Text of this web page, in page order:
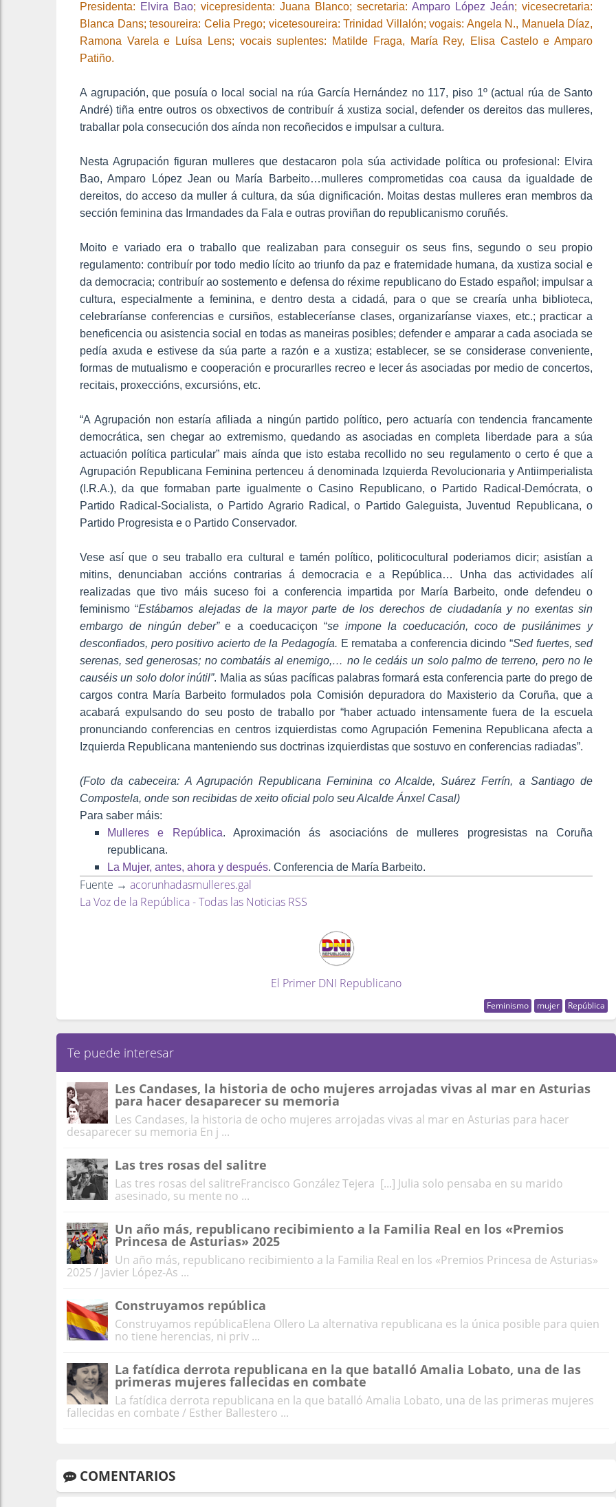
Presidenta: Elvira Bao; vicepresidenta: Juana Blanco; secretaria:Amparo López Jeán; vicesecretaria:
Blanca Dans; tesoureira: Celia Prego; vicetesoureira: Trinidad Villalón; vogais: Angela N., Manuela Díaz,
Ramona Varela e Luísa Lens; vocais suplentes: Matilde Fraga, María Rey, Elisa Castelo e Amparo
Patiño.
A agrupación, que posuía o local social na rúa García Hernández no 117, piso 1º (actual rúa de Santo
André) tiña entre outros os obxectivos de contribuír á xustiza social, defender os dereitos das mulleres,
traballar pola consecución dos aínda non recoñecidos e impulsar a cultura.
Nesta Agrupación figuran mulleres que destacaron pola súa actividade política ou profesional: Elvira
Bao, Amparo López Jean ou María Barbeito…mulleres comprometidas coa causa da igualdade de
dereitos, do acceso da muller á cultura, da súa dignificación. Moitas destas mulleres eran membros da
sección feminina das Irmandades da Fala e outras proviñan do republicanismo coruñés.
Moito e variado era o traballo que realizaban para conseguir os seus fins, segundo o seu propio
regulamento: contribuír por todo medio lícito ao triunfo da paz e fraternidade humana, da xustiza social e
da democracia; contribuír ao sostemento e defensa do réxime republicano do Estado español; impulsar a
cultura, especialmente a feminina, e dentro desta a cidadá, para o que se crearía unha biblioteca,
celebraríanse conferencias e cursiños, estableceríanse clases, organizaríanse viaxes, etc.; practicar a
beneficencia ou asistencia social en todas as maneiras posibles; defender e amparar a cada asociada se
pedía axuda e estivese da súa parte a razón e a xustiza; establecer, se se considerase conveniente,
formas de mutualismo e cooperación e procurarlles recreo e lecer ás asociadas por medio de concertos,
recitais, proxeccións, excursións, etc.
“A Agrupación non estaría afiliada a ningún partido político, pero actuaría con tendencia francamente
democrática, sen chegar ao extremismo, quedando as asociadas en completa liberdade para a súa
actuación política particular” mais aínda que isto estaba recollido no seu regulamento o certo é que a
Agrupación Republicana Feminina pertenceu á denominada Izquierda Revolucionaria y Antiimperialista
(I.R.A.), da que formaban parte igualmente o Casino Republicano, o Partido Radical-Demócrata, o
Partido Radical-Socialista, o Partido Agrario Radical, o Partido Galeguista, Juventud Republicana, o
Partido Progresista e o Partido Conservador.
Vese así que o seu traballo era cultural e tamén político, politicocultural poderiamos dicir; asistían a
mitins, denunciaban accións contrarias á democracia e a República… Unha das actividades alí
realizadas que tivo máis suceso foi a conferencia impartida por María Barbeito, onde defendeu o
feminismo “Estábamos alejadas de la mayor parte de los derechos de ciudadanía y no exentas sin
embargo de ningún deber”e a coeducaciçon “se impone la coeducación, coco de pusilánimes y
desconfiados, pero positivo acierto de la Pedagogía. E remataba a conferencia dicindo “Sed fuertes, sed
serenas, sed generosas; no combatáis al enemigo,… no le cedáis un solo palmo de terreno, pero no le
causéis un solo dolor inútil”. Malia as súas pacíficas palabras formará esta conferencia parte do prego de
cargos contra María Barbeito formulados pola Comisión depuradora do Maxisterio da Coruña, que a
acabará expulsando do seu posto de traballo por “haber actuado intensamente fuera de la escuela
pronunciando conferencias en centros izquierdistas como Agrupación Femenina Republicana afecta a
Izquierda Republicana manteniendo sus doctrinas izquierdistas que sostuvo en conferencias radiadas”.
(Foto da cabeceira: A Agrupación Republicana Feminina co Alcalde, Suárez Ferrín, a Santiago de
Compostela, onde son recibidas de xeito oficial polo seu Alcalde Ánxel Casal)
Para saber máis:
Mulleres e República. Aproximación ás asociacións de mulleres progresistas na Coruña
republicana.
La Mujer, antes, ahora y después. Conferencia de María Barbeito.
Fuente → acorunhadasmulleres.gal
La Voz de la República - Todas las Noticias RSS
El Primer DNI Republicano
Feminismo mujer República
Te puede interesar
Les Candases, la historia de ocho mujeres arrojadas vivas al mar en Asturias
para hacer desaparecer su memoria
Les Candases, la historia de ocho mujeres arrojadas vivas al mar en Asturias para hacer
desaparecer su memoria En j ...
Las tres rosas del salitre
Las tres rosas del salitreFrancisco González Tejera [...] Julia solo pensaba en su marido
asesinado, su mente no ...
Un año más, republicano recibimiento a la Familia Real en los «Premios
Princesa de Asturias» 2025
Un año más, republicano recibimiento a la Familia Real en los «Premios Princesa de Asturias»
2025 / Javier López-As ...
Construyamos república
Construyamos repúblicaElena Ollero La alternativa republicana es la única posible para quien
no tiene herencias, ni priv ...
La fatídica derrota republicana en la que batalló Amalia Lobato, una de las
primeras mujeres fallecidas en combate
La fatídica derrota republicana en la que batalló Amalia Lobato, una de las primeras mujeres
fallecidas en combate / Esther Ballestero ...
COMENTARIOS